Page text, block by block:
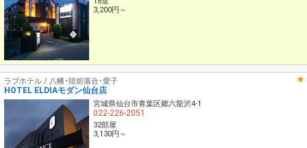
3,200円～
ラブホテル / 八幡･陸前落合･愛子
HOTEL ELDIAモダン仙台店
宮城県仙台市青葉区郷六龍沢4-1
022-226-2051
32部屋
3,130円～